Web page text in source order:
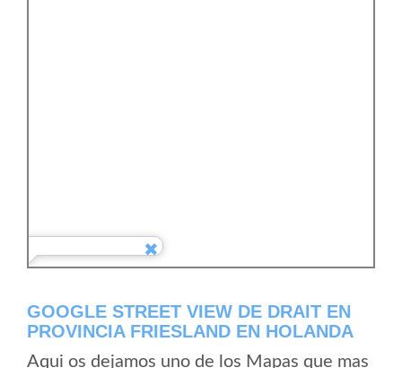
GOOGLE STREET VIEW DE DRAIT EN
PROVINCIA FRIESLAND EN HOLANDA
Aqui os dejamos uno de los Mapas que mas